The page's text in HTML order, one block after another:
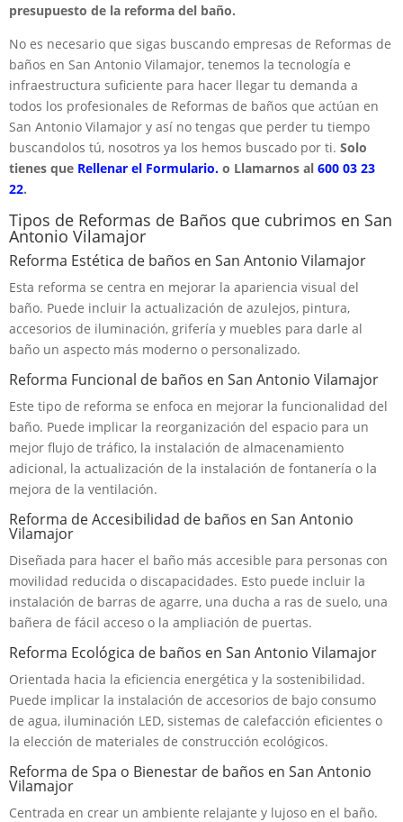
presupuesto de la reforma del baño.
No es necesario que sigas buscando empresas de Reformas de
baños en San Antonio Vilamajor, tenemos la tecnología e
infraestructura suficiente para hacer llegar tu demanda a
todos los profesionales de Reformas de baños que actúan en
San Antonio Vilamajor y así no tengas que perder tu tiempo
buscandolos tú, nosotros ya los hemos buscado por ti. Solo
tienes que Rellenar el Formulario. o Llamarnos al 600 03 23
22.
Tipos de Reformas de Baños que cubrimos en San
Antonio Vilamajor
Reforma Estética de baños en San Antonio Vilamajor
Esta reforma se centra en mejorar la apariencia visual del
baño. Puede incluir la actualización de azulejos, pintura,
accesorios de iluminación, grifería y muebles para darle al
baño un aspecto más moderno o personalizado.
Reforma Funcional de baños en San Antonio Vilamajor
Este tipo de reforma se enfoca en mejorar la funcionalidad del
baño. Puede implicar la reorganización del espacio para un
mejor flujo de tráfico, la instalación de almacenamiento
adicional, la actualización de la instalación de fontanería o la
mejora de la ventilación.
Reforma de Accesibilidad de baños en San Antonio
Vilamajor
Diseñada para hacer el baño más accesible para personas con
movilidad reducida o discapacidades. Esto puede incluir la
instalación de barras de agarre, una ducha a ras de suelo, una
bañera de fácil acceso o la ampliación de puertas.
Reforma Ecológica de baños en San Antonio Vilamajor
Orientada hacia la eficiencia energética y la sostenibilidad.
Puede implicar la instalación de accesorios de bajo consumo
de agua, iluminación LED, sistemas de calefacción eficientes o
la elección de materiales de construcción ecológicos.
Reforma de Spa o Bienestar de baños en San Antonio
Vilamajor
Centrada en crear un ambiente relajante y lujoso en el baño.